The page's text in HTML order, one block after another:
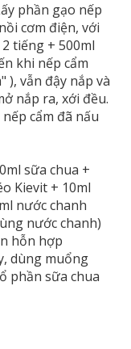
phần gạo nếp
cơm điện, với
tiếng + 500ml
khi nếp cẩm
), vẫn đậy nắp và
nắp ra, xới đều.
cẩm đã nấu
sữa chua +
Kievit + 10ml
nước chanh
nước chanh)
hỗn hợp
dùng muổng
phần sữa chua